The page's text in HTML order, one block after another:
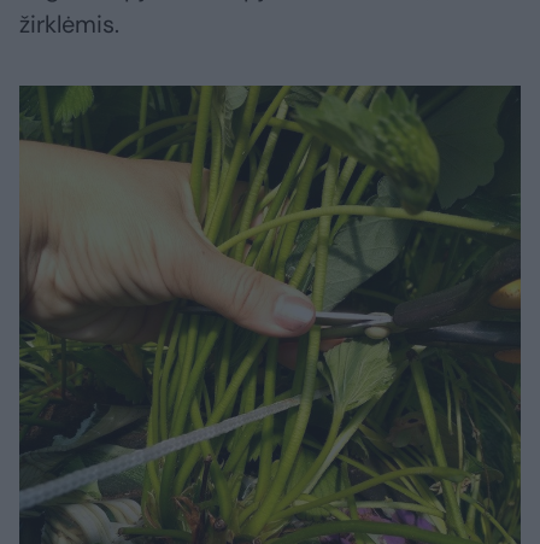
žirklėmis.